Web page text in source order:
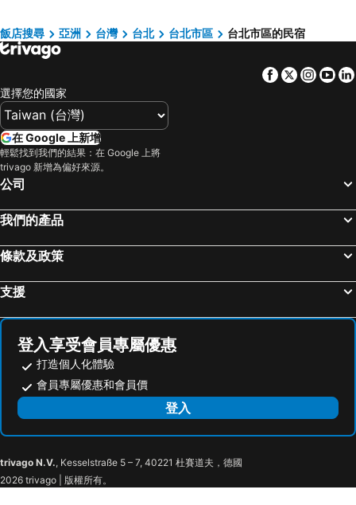
雙溪區, bed and breakfasts
淡水區, bed and breakfasts
三重區, bed and breakfasts
中正區, bed and breakfasts
中壢市, bed and breakfasts
平溪區, bed and breakfasts
飯店搜尋 亞洲 台灣 台北 台北市區 台北市區的民宿
Facebook
Twitter
選擇您的國家
在 Google 上新增
輕鬆找到我們的結果：在 Google 上將
trivago 新增為偏好來源。
公司
我們的產品
條款及政策
支援
登入享受會員專屬優惠
打造個人化體驗
會員專屬優惠和會員價
登入
trivago N.V., Kesselstraße 5 – 7, 40221 杜賽道夫，德國
2026 trivago | 版權所有。